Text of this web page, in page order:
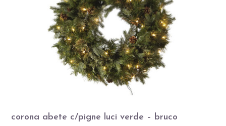
corona abete c/pigne luci verde – bruco